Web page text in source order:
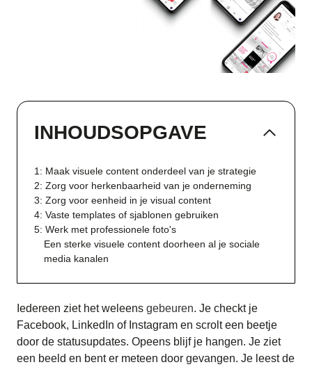
INHOUDSOPGAVE
1: Maak visuele content onderdeel van je strategie
2: Zorg voor herkenbaarheid van je onderneming
3: Zorg voor eenheid in je visual content
4: Vaste templates of sjablonen gebruiken
5: Werk met professionele foto's
Een sterke visuele content doorheen al je sociale
media kanalen
Iedereen ziet het weleens gebeuren. Je checkt je
Facebook, LinkedIn of Instagram en scrolt een beetje
door de statusupdates. Opeens blijf je hangen. Je ziet
een beeld en bent er meteen door gevangen. Je leest de